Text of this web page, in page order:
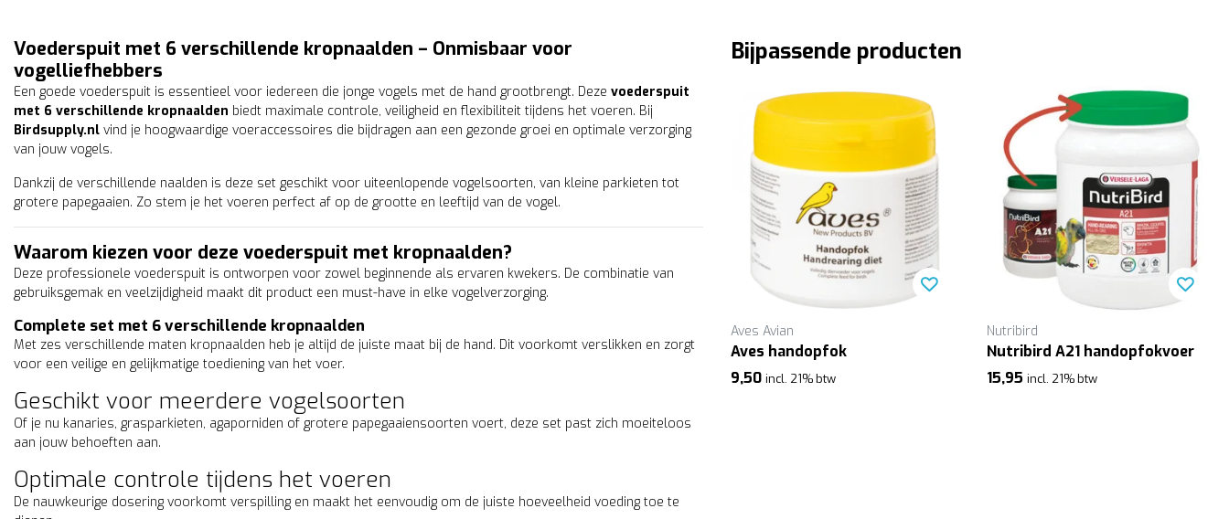
Voederspuit met 6 verschillende kropnaalden – Onmisbaar voor
vogelliefhebbers
Een goede voederspuit is essentieel voor iedereen die jonge vogels met de hand grootbrengt. Deze voederspuit
met 6 verschillende kropnaalden biedt maximale controle, veiligheid en flexibiliteit tijdens het voeren. Bij
Birdsupply.nl vind je hoogwaardige voeraccessoires die bijdragen aan een gezonde groei en optimale verzorging
van jouw vogels.
Dankzij de verschillende naalden is deze set geschikt voor uiteenlopende vogelsoorten, van kleine parkieten tot
grotere papegaaien. Zo stem je het voeren perfect af op de grootte en leeftijd van de vogel.
Waarom kiezen voor deze voederspuit met kropnaalden?
Deze professionele voederspuit is ontworpen voor zowel beginnende als ervaren kwekers. De combinatie van
gebruiksgemak en veelzijdigheid maakt dit product een must-have in elke vogelverzorging.
Complete set met 6 verschillende kropnaalden
Met zes verschillende maten kropnaalden heb je altijd de juiste maat bij de hand. Dit voorkomt verslikken en zorgt
voor een veilige en gelijkmatige toediening van het voer.
Geschikt voor meerdere vogelsoorten
Of je nu kanaries, grasparkieten, agaporniden of grotere papegaaiensoorten voert, deze set past zich moeiteloos
aan jouw behoeften aan.
Optimale controle tijdens het voeren
De nauwkeurige dosering voorkomt verspilling en maakt het eenvoudig om de juiste hoeveelheid voeding toe te
Bijpassende producten
Aves Avian
Aves handopfok
9,50 incl. 21% btw
Nutribird
Nutribird A21 handopfokvoer
15,95 incl. 21% btw